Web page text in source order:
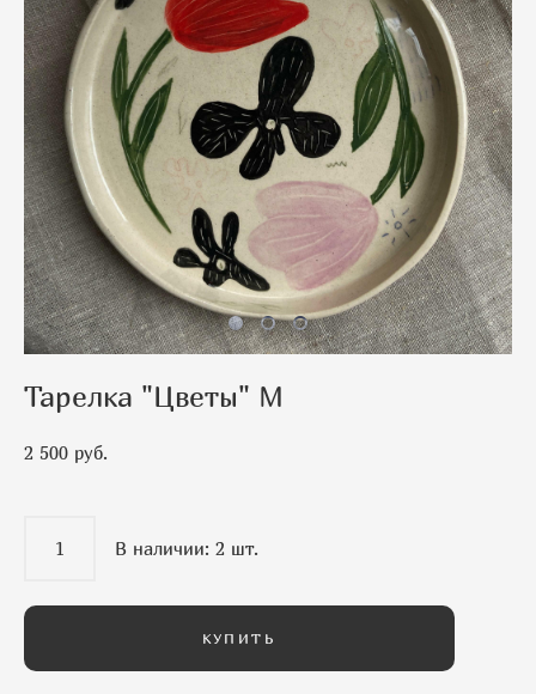
Тарелка "Цветы" M
2 500 pуб.
В наличии: 2 шт.
КУПИТЬ